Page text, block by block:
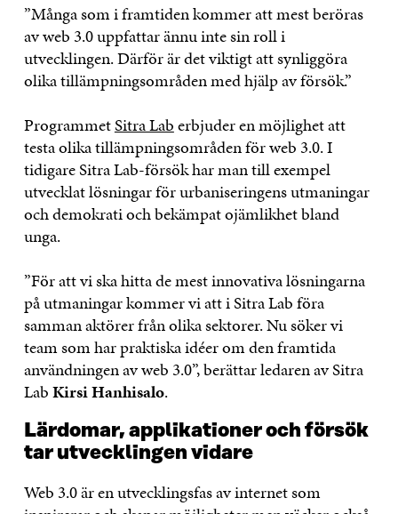
”Många som i framtiden kommer att mest beröras
av web 3.0 uppfattar ännu inte sin roll i
utvecklingen. Därför är det viktigt att synliggöra
olika tillämpningsområden med hjälp av försök.”
ProgrammetSitra Laberbjuder en möjlighet att
testa olika tillämpningsområden för web 3.0. I
tidigare Sitra Lab-försök har man till exempel
utvecklat lösningar för urbaniseringens utmaningar
och demokrati och bekämpat ojämlikhet bland
unga.
”För att vi ska hitta de mest innovativa lösningarna
på utmaningar kommer vi att i Sitra Lab föra
samman aktörer från olika sektorer. Nu söker vi
team som har praktiska idéer om den framtida
användningen av web 3.0”, berättar ledaren av Sitra
LabKirsi Hanhisalo.
Lärdomar, applikationer och försök
tar utvecklingen vidare
Web 3.0 är en utvecklingsfas av internet som